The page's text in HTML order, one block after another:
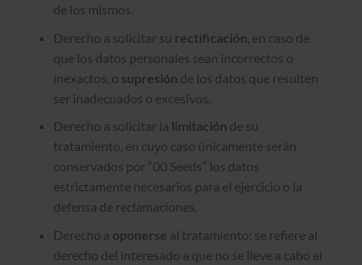
de los mismos.
Derecho a solicitar su rectificación , en caso de
que los datos personales sean incorrectos o
inexactos, o supresión de los datos que resulten
ser inadecuados o excesivos.
Derecho a solicitar la limitación de su
tratamiento, en cuyo caso únicamente serán
conservados por “00 Seeds” los datos
estrictamente necesarios para el ejercicio o la
defensa de reclamaciones.
Derecho a oponerse al tratamiento: se refiere al
derecho del interesado a que no se lleve a cabo el